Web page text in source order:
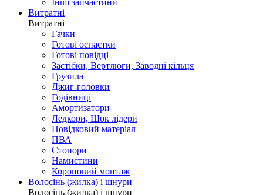
Інші запчастини
Витратні
Витратні
Гачки
Готові оснастки
Готові повідці
Застібки, Вертлюги, Заводні кільця
Грузила
Джиг-головки
Годівниці
Амортизатори
Ледкори, Шок лідери
Повідковий матеріал
ПВА
Стопори
Намистини
Короповий монтаж
Волосінь (жилка) і шнури
Волосінь (жилка) і шнури